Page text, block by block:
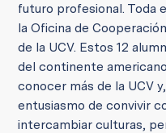
futuro profesional. Toda
la Oficina de
de la UCV. Estos 12
del continente
conocer más de la UCV
entusiasmo de convivir
intercambiar culturas,